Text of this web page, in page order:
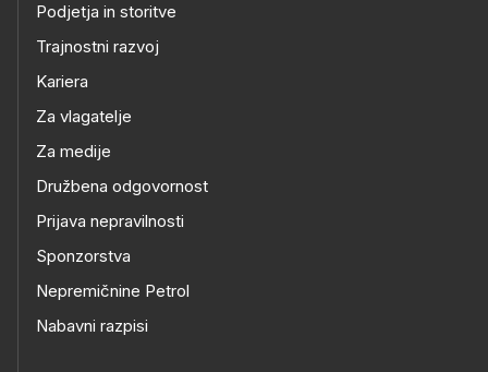
Podjetja in storitve
Trajnostni razvoj
Kariera
Za vlagatelje
Za medije
Družbena odgovornost
Prijava nepravilnosti
Sponzorstva
Nepremičnine Petrol
Nabavni razpisi